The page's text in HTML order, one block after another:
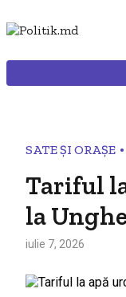
SATE ȘI ORAȘE •
Tariful
la
iulie 7, 2026